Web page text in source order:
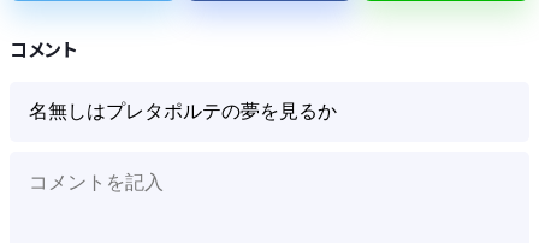
Powered by livedoor 相互RSS
コメント